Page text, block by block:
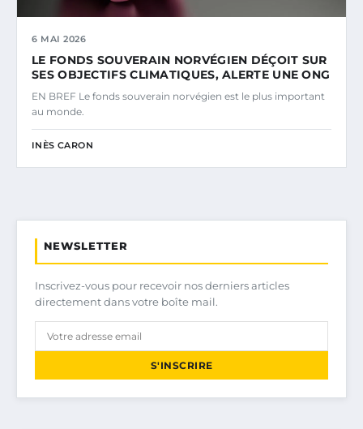
6 MAI 2026
LE FONDS SOUVERAIN NORVÉGIEN DÉÇOIT SUR
SES OBJECTIFS CLIMATIQUES, ALERTE UNE ONG
EN BREF Le fonds souverain norvégien est le plus important
au monde.
INÈS CARON
NEWSLETTER
Inscrivez-vous pour recevoir nos derniers articles
directement dans votre boîte mail.
S'INSCRIRE